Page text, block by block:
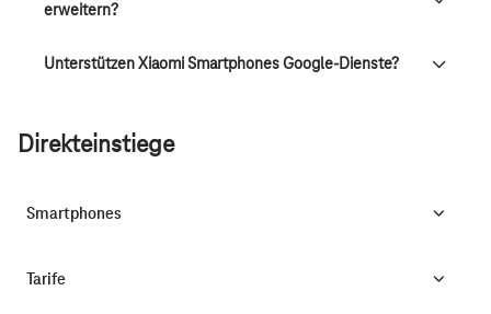
erweitern?
Unterstützen Xiaomi Smartphones Google-Dienste?
Direkteinstiege
Smartphones
Tarife